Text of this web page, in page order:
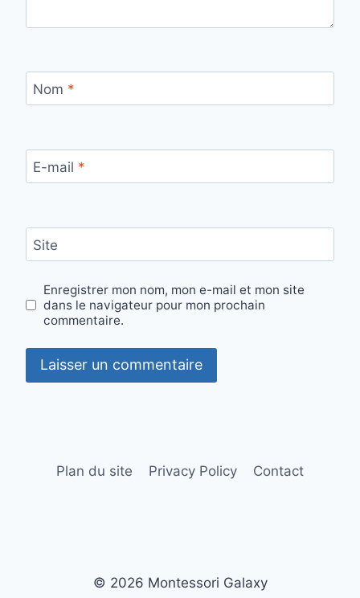
Nom *
E-mail *
Site
Enregistrer mon nom, mon e-mail et mon site
dans le navigateur pour mon prochain
commentaire.
Plan du site Privacy Policy Contact
© 2026 Montessori Galaxy